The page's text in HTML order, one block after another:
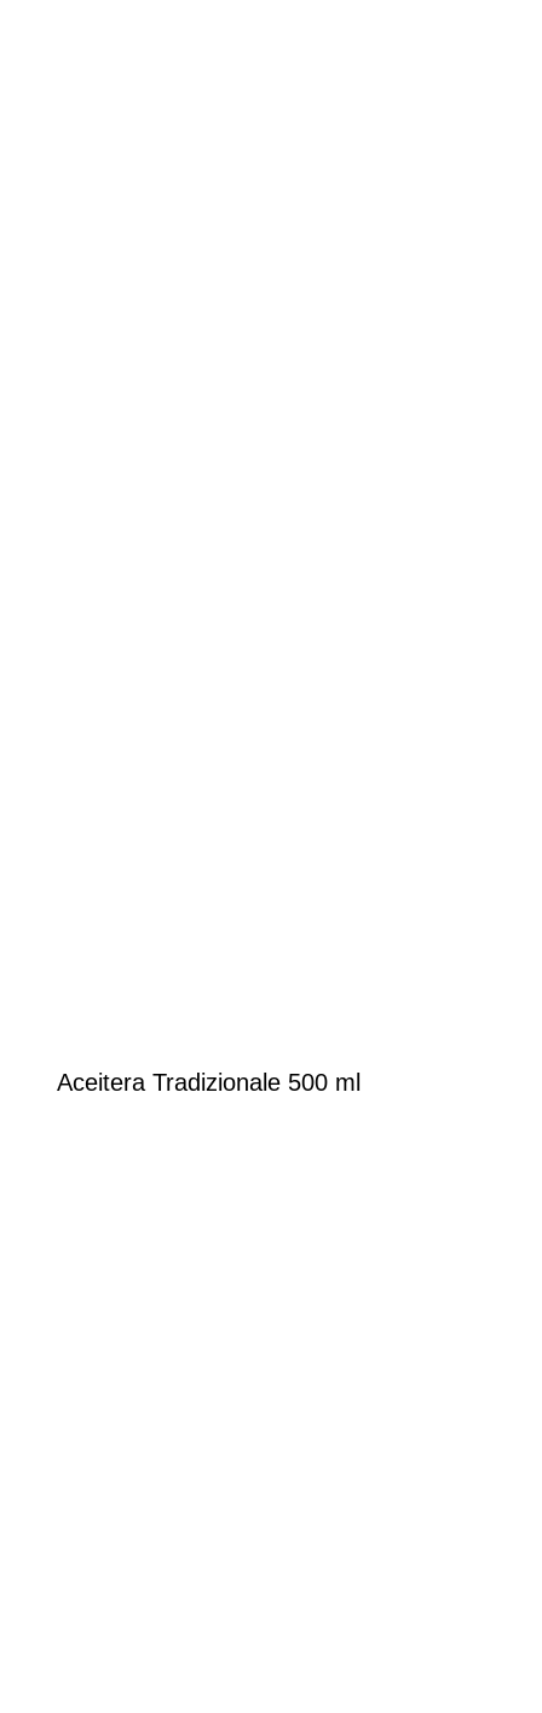
Aceitera Tradizionale 500 ml